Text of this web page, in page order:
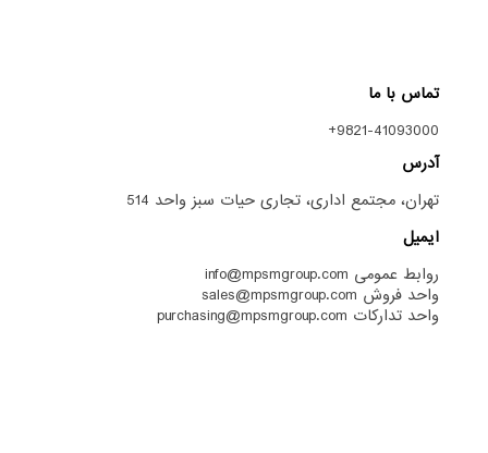
تماس با ما
9821-41093000+
آدرس
تهران، مجتمع اداری، تجاری حیات سبز واحد 514
ایمیل
روابط عمومی info@mpsmgroup.com
واحد فروش sales@mpsmgroup.com
واحد تدارکات purchasing@mpsmgroup.com